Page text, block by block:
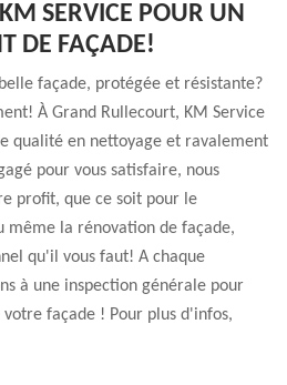
SERVICE POUR UN
DE FAÇADE!
façade, protégée et résistante?
À Grand Rullecourt, KM Service
qualité en nettoyage et ravalement
pour vous satisfaire, nous
profit, que ce soit pour le
même la rénovation de façade,
qu'il vous faut! A chaque
à une inspection générale pour
façade ! Pour plus d'infos,